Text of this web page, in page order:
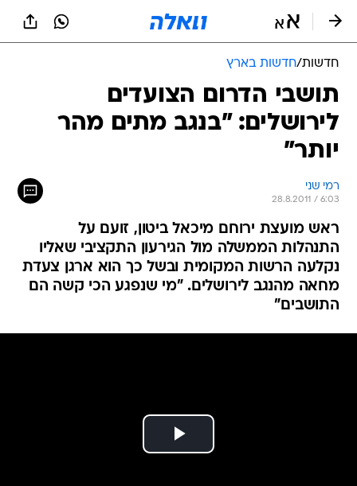
חדשות/חדשות בארץ
תושבי הדרום הצועדים
לירושלים: "בנגב מתים מהר
יותר"
רמי שני
28.8.2011 / 6:03
ראש מועצת ירוחם מיכאל ביטון, זועם על
התנהלות הממשלה מול הגירעון התקציבי שאליו
נקלעה הרשות המקומית ובשל כך הוא ארגן צעדת
מחאה מהנגב לירושלים. "מי שנפגע הכי קשה הם
התושבים"